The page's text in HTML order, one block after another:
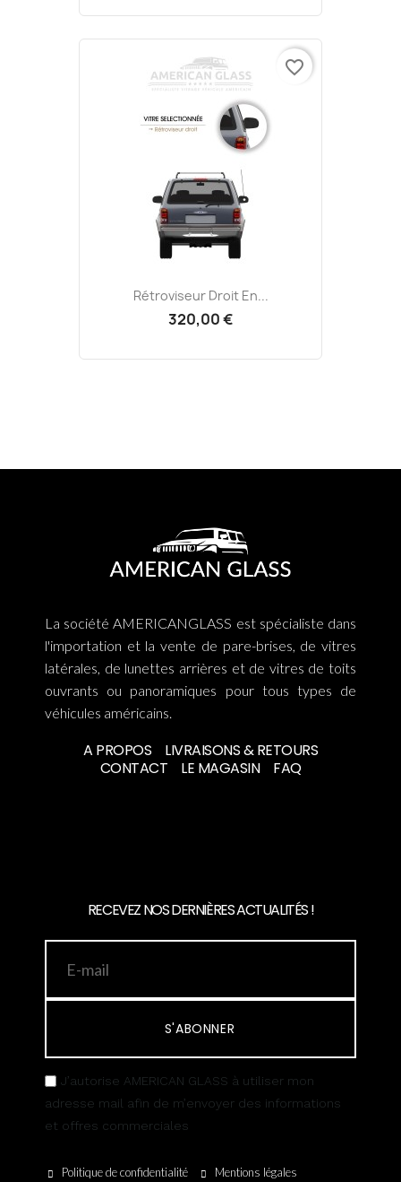
Rétroviseur Droit En...
320,00 €
favorite_border
La société AMERICANGLASS est spécialiste dans
l'importation et la vente de pare-brises, de vitres
latérales, de lunettes arrières et de vitres de toits
ouvrants ou panoramiques pour tous types de
véhicules américains.
A PROPOS
LIVRAISONS & RETOURS
CONTACT
LE MAGASIN FAQ
RECEVEZ NOS DERNIÈRES ACTUALITÉS !
S'ABONNER
J’autorise AMERICAN GLASS à utiliser mon
adresse mail afin de m’envoyer des informations
et offres commerciales
Politique de confidentialité Mentions légales